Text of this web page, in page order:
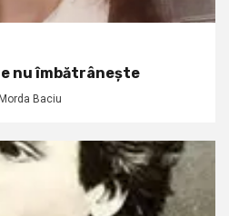
nu îmbătrânește
Baciu